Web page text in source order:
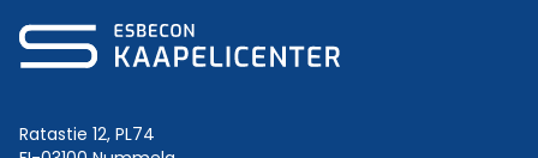
Ratastie 12, PL74